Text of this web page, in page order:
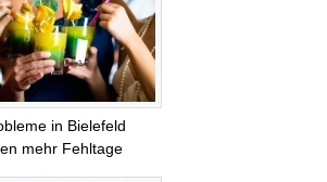
in Bielefeld
mehr Fehltage